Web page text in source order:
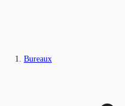
Bureaux